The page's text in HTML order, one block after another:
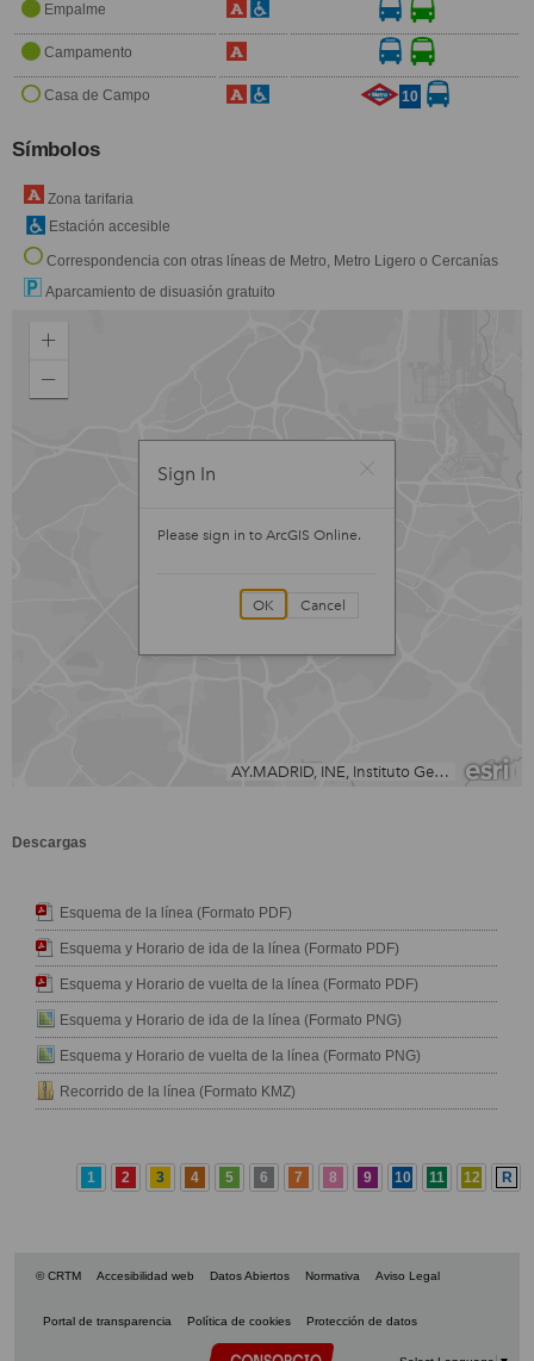
Empalme
Campamento
Casa de Campo 10
Símbolos
Zona tarifaria
Estación accesible
Correspondencia con otras líneas de Metro, Metro Ligero o Cercanías
Aparcamiento de disuasión gratuito
Descargas
Esquema de la línea (Formato PDF)
Esquema y Horario de ida de la línea (Formato PDF)
Esquema y Horario de vuelta de la línea (Formato PDF)
Esquema y Horario de ida de la línea (Formato PNG)
Esquema y Horario de vuelta de la línea (Formato PNG)
Recorrido de la línea (Formato KMZ)
1 2 3 4 5 6 7 8 9 10 11 12 R
© CRTM Accesibilidad web Datos Abiertos Normativa Aviso Legal
Portal de transparencia Política de cookies Protección de datos